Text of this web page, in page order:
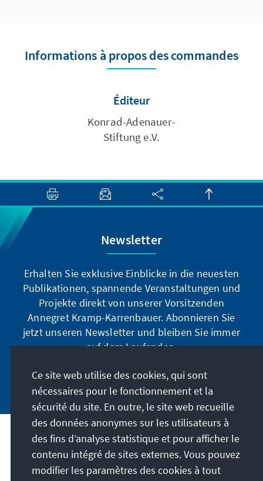
Informations à propos des commandes
Éditeur
Konrad-Adenauer-
Stiftung e.V.
Newsletter
Erhalten Sie exklusive Einblicke in die neuesten
Publikationen, spannende Veranstaltungen und
Projekte direkt von unserer Vorsitzenden
Annegret Kramp-Karrenbauer. Abonnieren Sie
jetzt unseren Newsletter und bleiben Sie immer
auf dem Laufenden.
Jetzt abonnieren
Notre mission
Contact
Ce site web utilise des cookies, qui sont
nécessaires pour le fonctionnement et la
sécurité du site. En outre, le site web recueille
des données anonymes sur les utilisateurs à
des fins d’analyse statistique et pour afficher le
contenu intégré de sites externes. Vous pouvez
modifier les paramètres des cookies à tout